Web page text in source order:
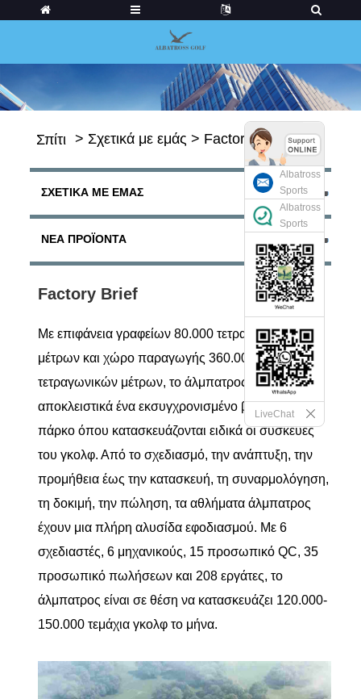
Σπίτι > Σχετικά με εμάς > Factory Brief
ΣΧΕΤΙΚΆ ΜΕ ΕΜΆΣ
ΝΈΑ ΠΡΟΪΌΝΤΑ
Factory Brief
Με επιφάνεια γραφείων 80.000 τετραγωνικών
μέτρων και χώρο παραγωγής 360.000
τετραγωνικών μέτρων, το άλμπατρος διαθέτει
αποκλειστικά ένα εκσυγχρονισμένο βιομηχανικό
πάρκο όπου κατασκευάζονται ειδικά οι συσκευές
του γκολφ. Από το σχεδιασμό, την ανάπτυξη, την
προμήθεια έως την κατασκευή, τη συναρμολόγηση,
τη δοκιμή, την πώληση, τα αθλήματα άλμπατρος
έχουν μια πλήρη αλυσίδα εφοδιασμού. Με 6
σχεδιαστές, 6 μηχανικούς, 15 προσωπικό QC, 35
προσωπικό πωλήσεων και 208 εργάτες, το
άλμπατρος είναι σε θέση να κατασκευάζει 120.000-
150.000 τεμάχια γκολφ το μήνα.
Albatross
Sports
Albatross
Sports
LiveChat